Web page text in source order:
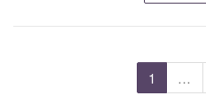
http://std.stheadline.com/
1 …